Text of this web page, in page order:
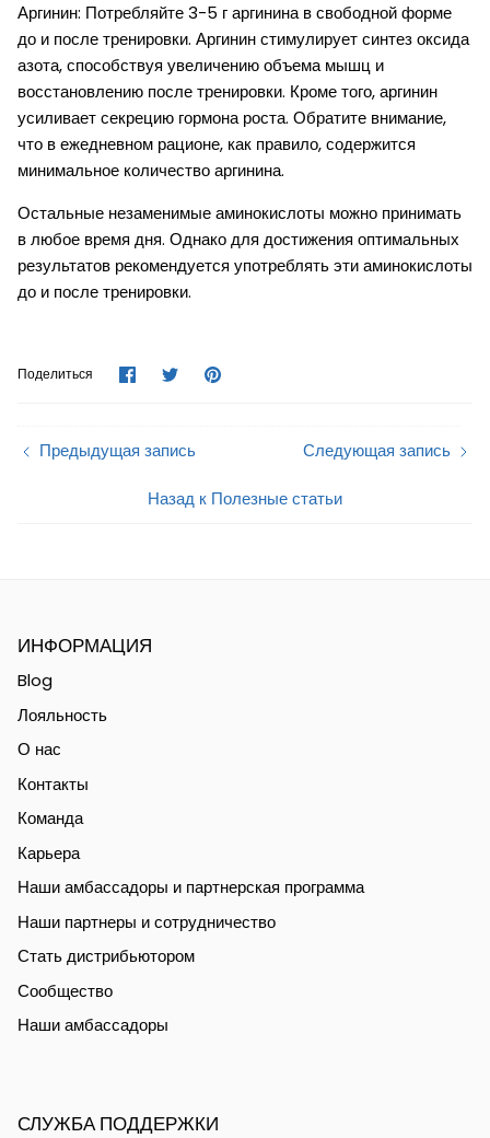
Аргинин: Потребляйте 3-5 г аргинина в свободной форме
до и после тренировки. Аргинин стимулирует синтез оксида
азота, способствуя увеличению объема мышц и
восстановлению после тренировки. Кроме того, аргинин
усиливает секрецию гормона роста. Обратите внимание,
что в ежедневном рационе, как правило, содержится
минимальное количество аргинина.
Остальные незаменимые аминокислоты можно принимать
в любое время дня. Однако для достижения оптимальных
результатов рекомендуется употреблять эти аминокислоты
до и после тренировки.
Поделиться Поделиться
в
Поделиться
Сохранить
Предыдущая запись
Назад к Полезные статьи
Следующая запись
ИНФОРМАЦИЯ
Blog
Лояльность
О нас
Контакты
Команда
Карьера
Наши амбассадоры и партнерская программа
Наши партнеры и сотрудничество
Стать дистрибьютором
Сообщество
Наши амбассадоры
СЛУЖБА ПОДДЕРЖКИ